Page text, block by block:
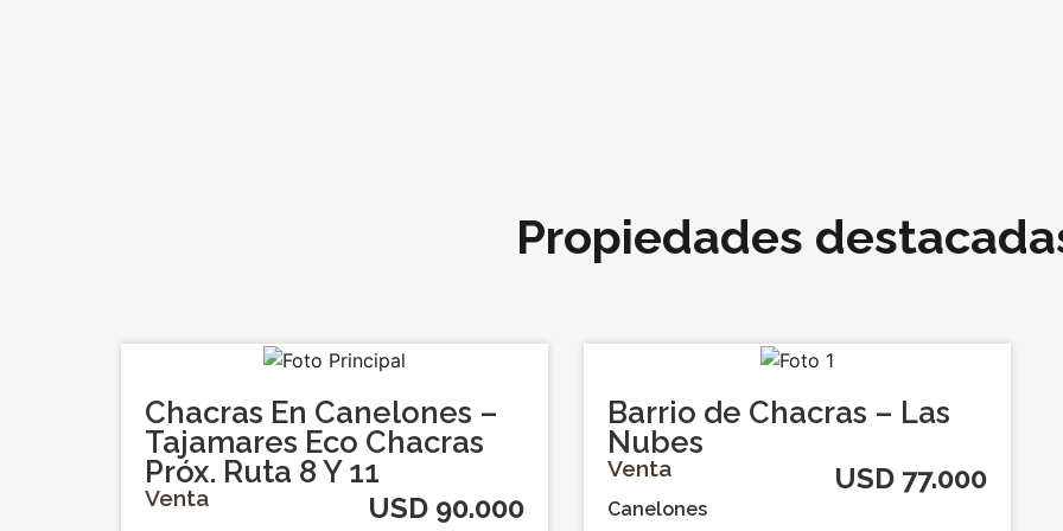
Propiedades
Chacras En Canelones –
Tajamares Eco Chacras
Próx. Ruta 8 Y 11
Venta USD 90.000
Barrio de Chacras – Las
Nubes
Venta USD 77.000
Canelones